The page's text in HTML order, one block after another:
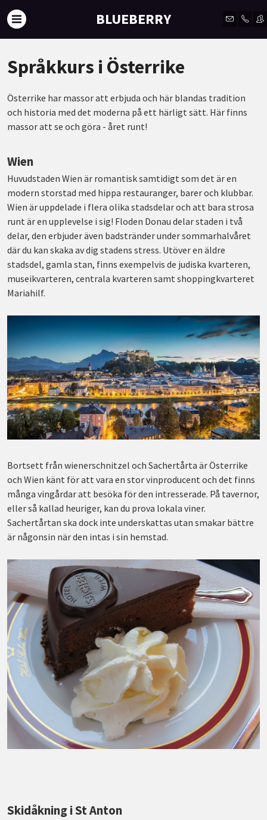
BLUEBERRY
Språkkurs i Österrike
Österrike har massor att erbjuda och här blandas tradition
och historia med det moderna på ett härligt sätt. Här finns
massor att se och göra - året runt!
Wien
Huvudstaden Wien är romantisk samtidigt som det är en
modern storstad med hippa restauranger, barer och klubbar.
Wien är uppdelade i flera olika stadsdelar och att bara strosa
runt är en upplevelse i sig! Floden Donau delar staden i två
delar, den erbjuder även badstränder under sommarhalvåret
där du kan skaka av dig stadens stress. Utöver en äldre
stadsdel, gamla stan, finns exempelvis de judiska kvarteren,
museikvarteren, centrala kvarteren samt shoppingkvarteret
Mariahilf.
Bortsett från wienerschnitzel och Sachertårta är Österrike
och Wien känt för att vara en stor vinproducent och det finns
många vingårdar att besöka för den intresserade. På tavernor,
eller så kallad heuriger, kan du prova lokala viner.
Sachertårtan ska dock inte underskattas utan smakar bättre
är någonsin när den intas i sin hemstad.
Skidåkning i St Anton